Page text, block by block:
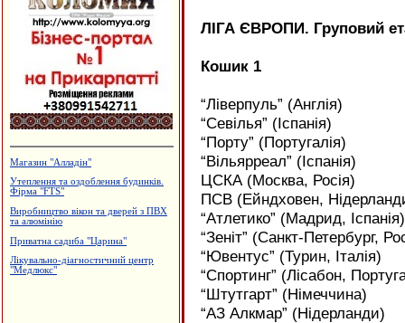
Каміни. Вклади до камінів
Туристична агенція "Марко"
Виробництво жалюзі, ПКВП "Люкс-
ЛІГА ЄВРОПИ. Груповий
Кошик 1
“Ліверпуль” (Англія)
“Севілья” (Іспанія)
“Порту” (Португалія)
“Вільярреал” (Іспанія)
ЦСКА (Москва, Росія)
ПСВ (Ейндховен,
“Атлетико” (Мадрид, Іспанія)
“Зеніт” (Санкт-Петербург,
“Ювентус” (Турин, Італія)
“Спортинг” (Лісабон,
“Штутгарт” (Німеччина)
“АЗ Алкмар” (Нідерланди)